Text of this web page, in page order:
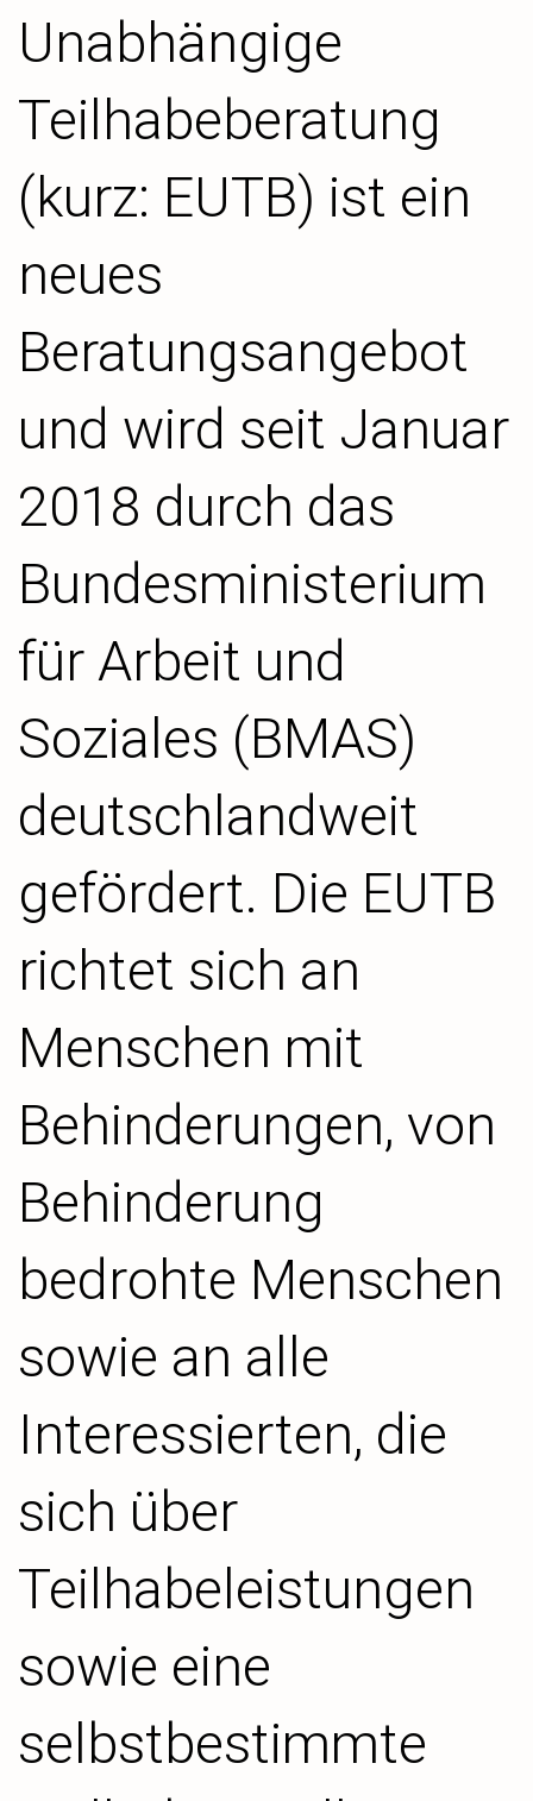
Unabhängige
Teilhabeberatung
(kurz: EUTB) ist ein
neues
Beratungsangebot
und wird seit Januar
2018 durch das
Bundesministerium
für Arbeit und
Soziales (BMAS)
deutschlandweit
gefördert. Die EUTB
richtet sich an
Menschen mit
Behinderungen, von
Behinderung
bedrohte Menschen
sowie an alle
Interessierten, die
sich über
Teilhabeleistungen
sowie eine
selbstbestimmte